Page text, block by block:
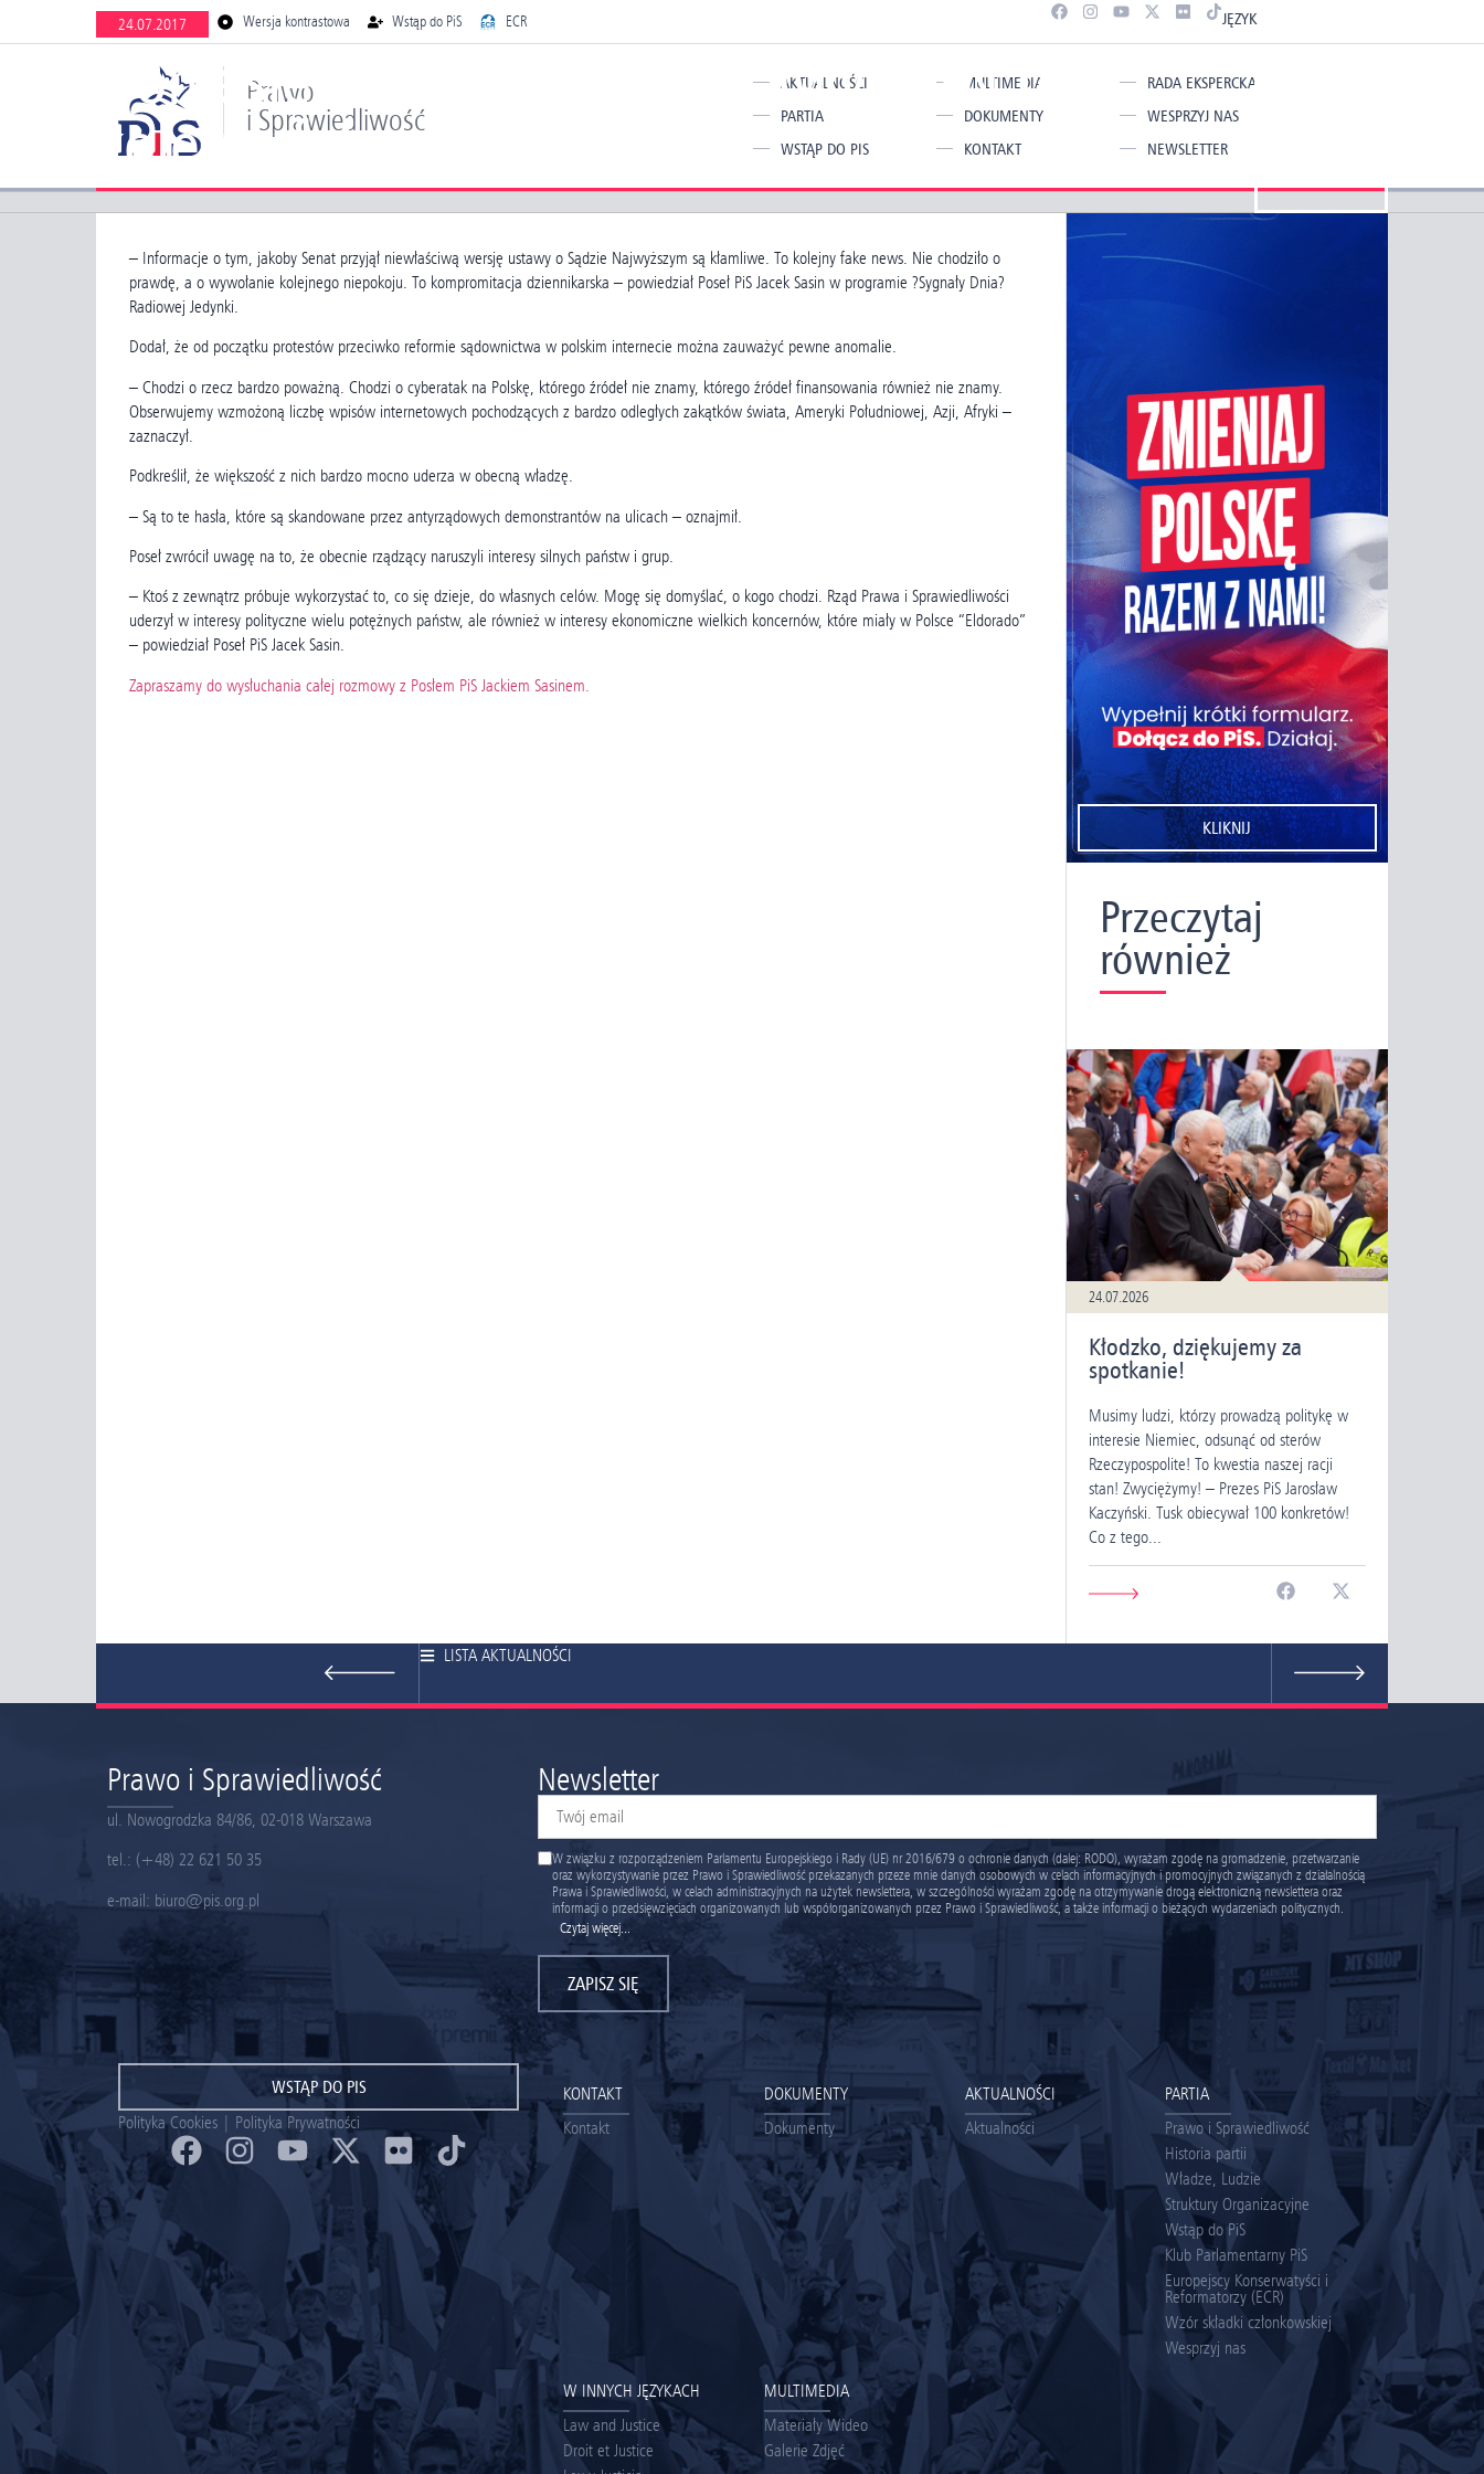
BIP Newsletter Wersja kontrastowa Wstąp do PiS ECR JĘZYK
Prawo
i Sprawiedliwość
AKTUALNOŚCI
PARTIA
WSTĄP DO PIS
MULTIMEDIA
DOKUMENTY
KONTAKT
RADA EKSPERCKA
WESPRZYJ NAS
NEWSLETTER
24.07.2017
Doniesienia “DGP” ws. ustawy o SN to
kolejny fake news
– Informacje o tym, jakoby Senat przyjął niewłaściwą wersję ustawy o Sądzie Najwyższym są kłamliwe. To kolejny fake news. Nie chodziło o
prawdę, a o wywołanie kolejnego niepokoju. To kompromitacja dziennikarska – powiedział Poseł PiS Jacek Sasin w programie ?Sygnały Dnia?
Radiowej Jedynki.
Dodał, że od początku protestów przeciwko reformie sądownictwa w polskim internecie można zauważyć pewne anomalie.
– Chodzi o rzecz bardzo poważną. Chodzi o cyberatak na Polskę, którego źródeł nie znamy, którego źródeł finansowania również nie znamy.
Obserwujemy wzmożoną liczbę wpisów internetowych pochodzących z bardzo odległych zakątków świata, Ameryki Południowej, Azji, Afryki –
zaznaczył.
Podkreślił, że większość z nich bardzo mocno uderza w obecną władzę.
– Są to te hasła, które są skandowane przez antyrządowych demonstrantów na ulicach – oznajmił.
Poseł zwrócił uwagę na to, że obecnie rządzący naruszyli interesy silnych państw i grup.
– Ktoś z zewnątrz próbuje wykorzystać to, co się dzieje, do własnych celów. Mogę się domyślać, o kogo chodzi. Rząd Prawa i Sprawiedliwości
uderzył w interesy polityczne wielu potężnych państw, ale również w interesy ekonomiczne wielkich koncernów, które miały w Polsce “Eldorado”
– powiedział Poseł PiS Jacek Sasin.
Zapraszamy do wysłuchania całej rozmowy z Posłem PiS Jackiem Sasinem.
KLIKNIJ
Przeczytaj
również
24.07.2026
Kłodzko, dziękujemy za
spotkanie!
Musimy ludzi, którzy prowadzą politykę w
interesie Niemiec, odsunąć od sterów
Rzeczypospolite! To kwestia naszej racji
stan! Zwyciężymy! – Prezes PiS Jarosław
Kaczyński. Tusk obiecywał 100 konkretów!
Co z tego...
LISTA AKTUALNOŚCI
Prawo i Sprawiedliwość
ul. Nowogrodzka 84/86, 02-018 Warszawa
tel.: (+48) 22 621 50 35
e-mail: biuro@pis.org.pl
Newsletter
W związku z rozporządzeniem Parlamentu Europejskiego i Rady (UE) nr 2016/679 o ochronie danych (dalej: RODO), wyrażam zgodę na gromadzenie, przetwarzanie
oraz wykorzystywanie przez Prawo i Sprawiedliwość przekazanych przeze mnie danych osobowych w celach informacyjnych i promocyjnych związanych z działalnością
Prawa i Sprawiedliwości, w celach administracyjnych na użytek newslettera, w szczególności wyrażam zgodę na otrzymywanie drogą elektroniczną newslettera oraz
informacji o przedsięwzięciach organizowanych lub współorganizowanych przez Prawo i Sprawiedliwość, a także informacji o bieżących wydarzeniach politycznych.
Czytaj więcej...
ZAPISZ SIĘ
WSTĄP DO PIS
Polityka Cookies | Polityka Prywatności
KONTAKT
Kontakt
DOKUMENTY
Dokumenty
AKTUALNOŚCI
Aktualności
PARTIA
Prawo i Sprawiedliwość
Historia partii
Władze, Ludzie
Struktury Organizacyjne
Wstąp do PiS
Klub Parlamentarny PiS
Europejscy Konserwatyści i
Reformatorzy (ECR)
Wzór składki członkowskiej
Wesprzyj nas
W INNYCH JĘZYKACH
Law and Justice
Droit et Justice
MULTIMEDIA
Materiały Wideo
Galerie Zdjęć